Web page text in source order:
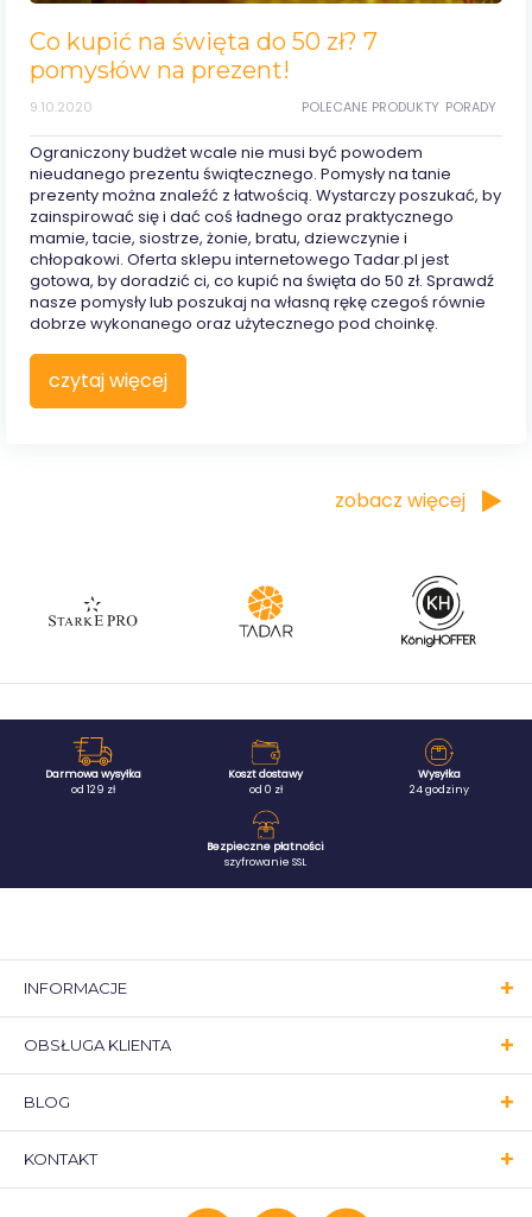
Co kupić na święta do 50 zł? 7
pomysłów na prezent!
PORADY
POLECANE PRODUKTY
9.10.2020
Ograniczony budżet wcale nie musi być powodem
nieudanego prezentu świątecznego. Pomysły na tanie
prezenty można znaleźć z łatwością. Wystarczy poszukać, by
zainspirować się i dać coś ładnego oraz praktycznego
mamie, tacie, siostrze, żonie, bratu, dziewczynie i
chłopakowi. Oferta sklepu internetowego Tadar.pl jest
gotowa, by doradzić ci, co kupić na święta do 50 zł. Sprawdź
nasze pomysły lub poszukaj na własną rękę czegoś równie
dobrze wykonanego oraz użytecznego pod choinkę.
czytaj więcej
zobacz więcej
Darmowa wysyłka
od 129 zł
Koszt dostawy
od 0 zł
Wysyłka
24 godziny
Bezpieczne płatności
szyfrowanie SSL
INFORMACJE
OBSŁUGA KLIENTA
BLOG
KONTAKT